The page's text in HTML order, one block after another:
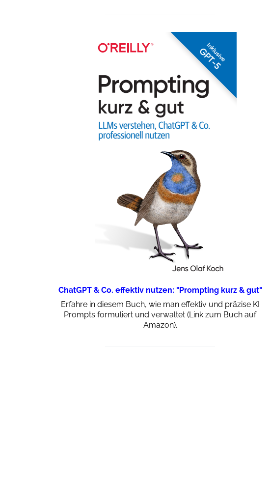
ChatGPT & Co. effektiv nutzen: "Prompting kurz & gut"
Erfahre in diesem Buch, wie man effektiv und präzise KI
Prompts formuliert und verwaltet (Link zum Buch auf
Amazon).